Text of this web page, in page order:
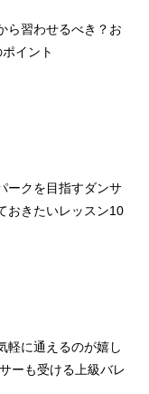
ら習わせるべき？お
イント
ークを目指すダンサ
おきたいレッスン10
軽に通えるのが嬉し
ーも受ける上級バレ